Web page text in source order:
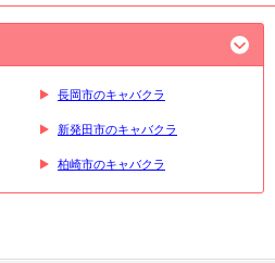
長岡市のキャバクラ
新発田市のキャバクラ
柏崎市のキャバクラ